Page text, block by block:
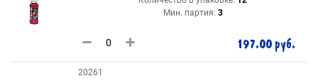
Мин. партия: 3
197.00 руб.
20261